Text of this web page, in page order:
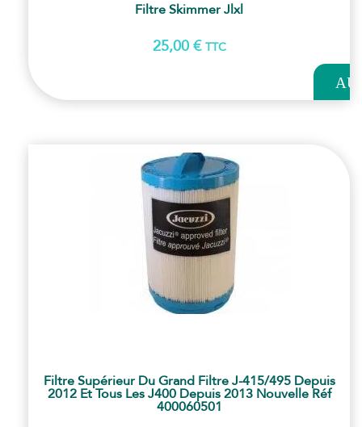
Filtre Skimmer Jlxl
25,00 € TTC
AU
Filtre Supérieur Du Grand Filtre J-415/495 Depuis
2012 Et Tous Les J400 Depuis 2013 Nouvelle Réf
400060501